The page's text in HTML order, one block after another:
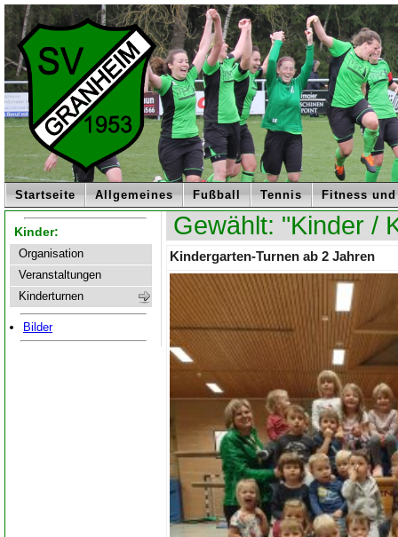
Startseite Allgemeines Fußball Tennis Fitness
Kinder:
Organisation
Veranstaltungen
Kinderturnen
Bilder
Gewählt: "Kinder /
Kindergarten-Turnen ab 2 Jahren